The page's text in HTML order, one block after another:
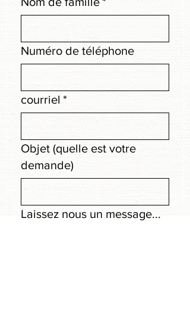
Numéro de téléphone
courriel *
Objet (quelle est votre
demande)
Laissez nous un message...